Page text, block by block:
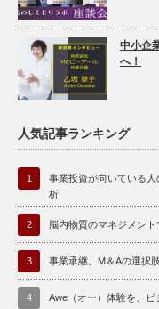
中小企
へ！
人気記事ランキング
1
事業投資が向いている
析
2 脳内物質のマネジメント
3 事業承継、M＆Aの選択
4 Awe（オー）体験を、ビ